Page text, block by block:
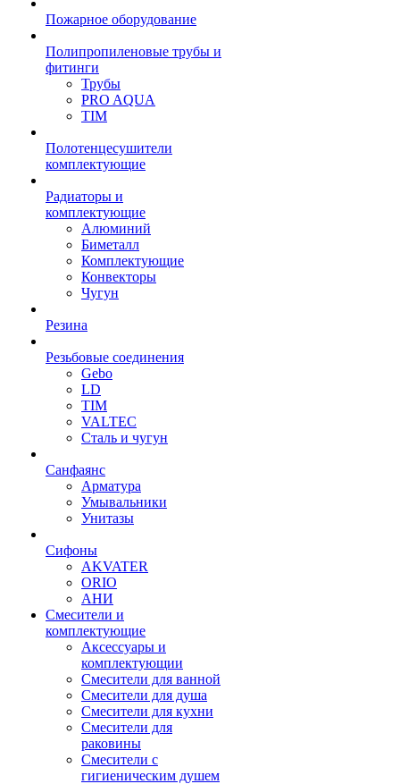
Пожарное оборудование
Полипропиленовые трубы и
фитинги
Трубы
PRO AQUA
TIM
Полотенцесушители
комплектующие
Радиаторы и
комплектующие
Алюминий
Биметалл
Комплектующие
Конвекторы
Чугун
Резина
Резьбовые соединения
Gebo
LD
TIM
VALTEC
Сталь и чугун
Санфаянс
Арматура
Умывальники
Унитазы
Сифоны
AKVATER
ORIO
АНИ
Смесители и
комплектующие
Аксессуары и
комплектующии
Смесители для ванной
Смесители для душа
Смесители для кухни
Смесители для
раковины
Смесители с
гигиеническим душем